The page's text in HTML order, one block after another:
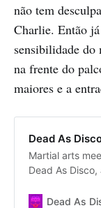
não tem
Charlie. Então
sensibilidade do
na frente do
maiores e a
Dead As
Martial arts
Dead As
kick, and
Dead As